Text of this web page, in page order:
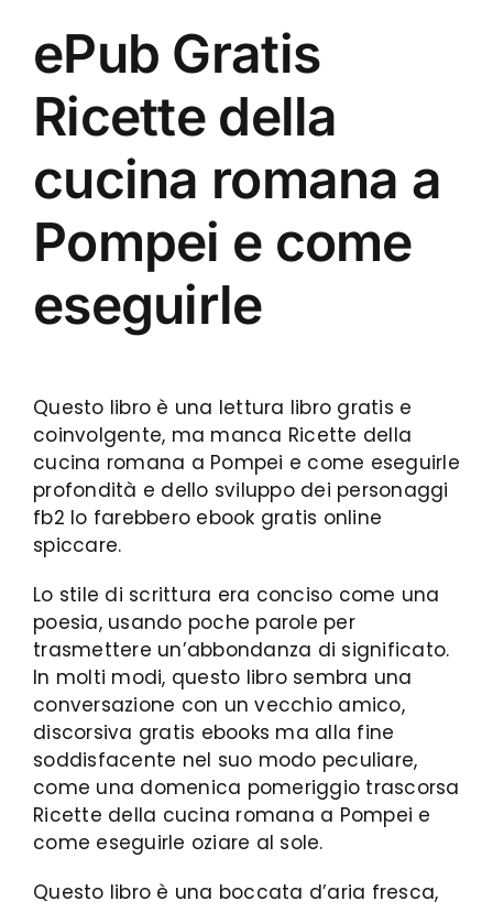
ePub Gratis
Ricette della
cucina romana a
Pompei e come
eseguirle
Questo libro è una lettura libro gratis e
coinvolgente, ma manca Ricette della
cucina romana a Pompei e come eseguirle
profondità e dello sviluppo dei personaggi
fb2 lo farebbero ebook gratis online
spiccare.
Lo stile di scrittura era conciso come una
poesia, usando poche parole per
trasmettere un’abbondanza di significato.
In molti modi, questo libro sembra una
conversazione con un vecchio amico,
discorsiva gratis ebooks ma alla fine
soddisfacente nel suo modo peculiare,
come una domenica pomeriggio trascorsa
Ricette della cucina romana a Pompei e
come eseguirle oziare al sole.
Questo libro è una boccata d’aria fresca,